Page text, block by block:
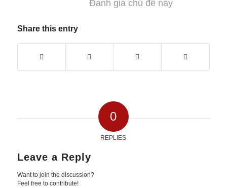
Đánh giá chủ đề này
Share this entry
0
REPLIES
Leave a Reply
Want to join the discussion?
Feel free to contribute!